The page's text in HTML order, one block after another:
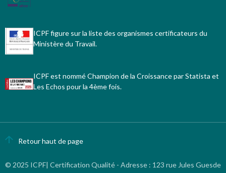
ICPF figure sur la liste des organismes certificateurs du
Ministère du Travail.
ICPF est nommé Champion de la Croissance par Statista et
Les Echos pour la 4ème fois.
Retour haut de page
© 2025 ICPF| Certification Qualité - Adresse : 123 rue Jules Guesde